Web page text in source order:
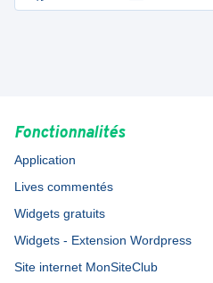
Fonctionnalités
Application
Lives commentés
Widgets gratuits
Widgets - Extension Wordpress
Site internet MonSiteClub